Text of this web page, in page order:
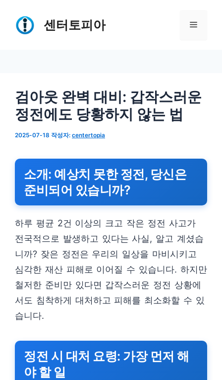
센터토피아 메
검아웃 완벽 대비: 갑작스러운
정전에도 당황하지 않는 법
2025-07-18 작성자: centertopia
소개: 예상치 못한 정전, 당신은
준비되어 있습니까?
하루 평균 2건 이상의 크고 작은 정전 사고가
전국적으로 발생하고 있다는 사실, 알고 계셨습
니까? 잦은 정전은 우리의 일상을 마비시키고
심각한 재산 피해로 이어질 수 있습니다. 하지만
철저한 준비만 있다면 갑작스러운 정전 상황에
서도 침착하게 대처하고 피해를 최소화할 수 있
습니다.
정전 시 대처 요령: 가장 먼저 해
야 할 일